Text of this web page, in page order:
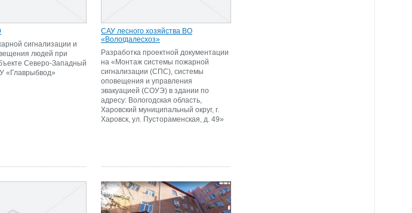
сигнализации и
людей при
Северо-Западный
«Главрыбвод»
САУ лесного хозяйства ВО
«Вологдалесхоз»
Разработка проектной документации
на «Монтаж системы пожарной
сигнализации (СПС), системы
оповещения и управления
эвакуацией (СОУЭ) в здании по
адресу: Вологодская область,
Харовский муниципальный округ, г.
Харовск, ул. Пустораменская, д. 49»